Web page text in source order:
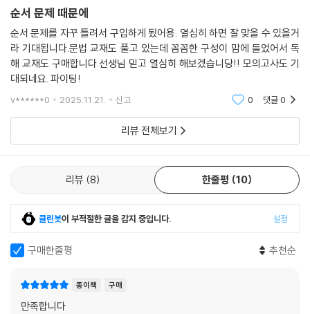
순서 문제 때문에
순서 문제를 자꾸 틀려서 구입하게 됬어용. 열심히 하면 잘 맞을 수 있을거
라 기대됩니다.문법 교재도 풀고 있는데 꼼꼼한 구성이 맘에 들었어서 독
해 교재도 구매합니다.선생님 믿고 열심히 해보겠습니당!! 모의고사도 기
대되네요. 파이팅!
v******0 2025.11.21. 신고 0 댓글0
리뷰 전체보기
리뷰 8 한줄평 10
클린봇이 부적절한 글을 감지 중입니다. 설정
구매한줄평 추천순
종이책 구매
만족합니다